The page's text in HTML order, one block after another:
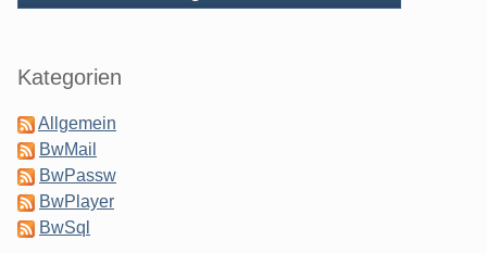
Seitenleiste
Kategorien
Allgemein
BwMail
BwPassw
BwPlayer
BwSql